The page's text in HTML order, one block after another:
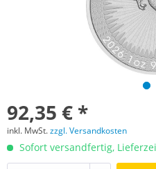
92,35 € *
inkl. MwSt.zzgl. Versandkosten
Sofort versandfertig,